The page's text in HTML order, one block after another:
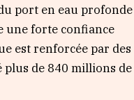
port en eau profonde
une forte confiance
est renforcée par des
plus de 840 millions de